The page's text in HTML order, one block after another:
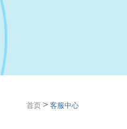
首页 > 客服中心